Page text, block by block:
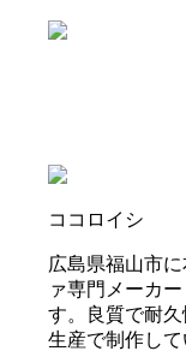
ココロイシ
広島県福山市
ァ専門メーカ
す。良質で耐
生産で制作し